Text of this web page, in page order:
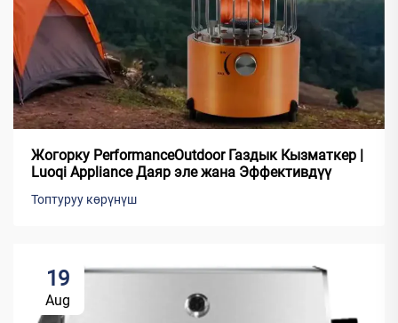
Жогорку PerformanceOutdoor Газдык Кызматкер |
Luoqi Appliance Даяр эле жана Эффективдүү
Топтуруу көрүнүш
19
Aug